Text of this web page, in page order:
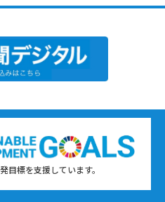
目標を支援しています。